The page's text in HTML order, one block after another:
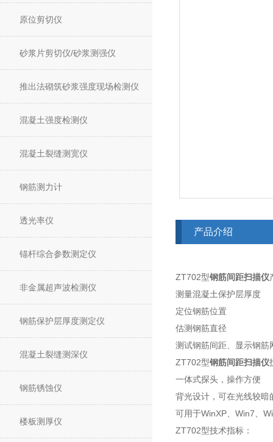
原位剪切仪
砂浆片剪切仪/砂浆测强仪
推出法砌筑砂浆强度现场检测仪
混凝土强度检测仪
混凝土裂缝测宽仪
钢筋测力计
透光率仪
锚杆综合参数测定仪
非金属超声波检测仪
钢筋保护层厚度测定仪
混凝土裂缝测深仪
钢筋锈蚀仪
楼板测厚仪
产品介绍
ZT702型钢筋间距扫描仪
测量混凝土保护层厚度
定位钢筋位置
估测钢筋直径
测试钢筋间距、显示钢
ZT702型钢筋间距扫描仪
一体式探头，操作方便
背光设计，可在光线较暗
可用于WinXP、Win7、
ZT702型技术指标：